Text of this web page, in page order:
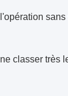
classer très